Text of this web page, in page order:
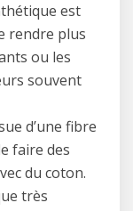
est
rendre plus
ou les
souvent
d’une fibre
faire des
du coton.
très